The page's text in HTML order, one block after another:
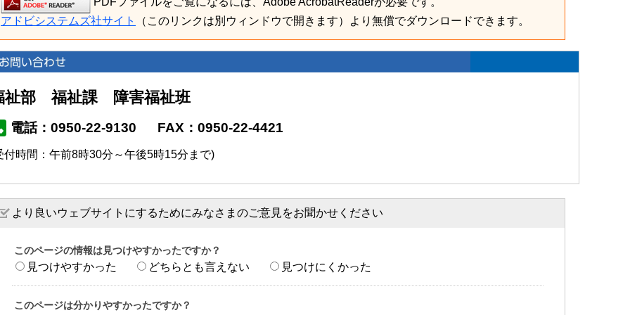
アドビシステムズ社サイト
（このリンクは別ウィンドウで開きます）より無償でダウンロードできます。
祉部 福祉課 障害福祉班
電話：0950-22-9130 FAX：0950-22-4421
付時間：午前8時30分～午後5時15分まで)
より良いウェブサイトにするためにみなさまのご意見をお聞かせください
このページの情報は見つけやすかったですか？
見つけやすかった どちらとも言えない 見つけにくかった
このページは分かりやすかったですか？